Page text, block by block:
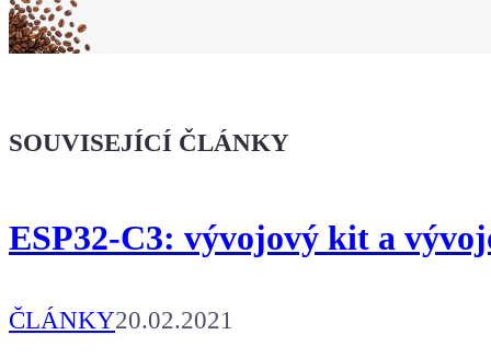
Koupit tričko
SOUVISEJÍCÍ ČLÁNKY
ESP32-C3: vývojový kit a
ČLÁNKY20.02.2021